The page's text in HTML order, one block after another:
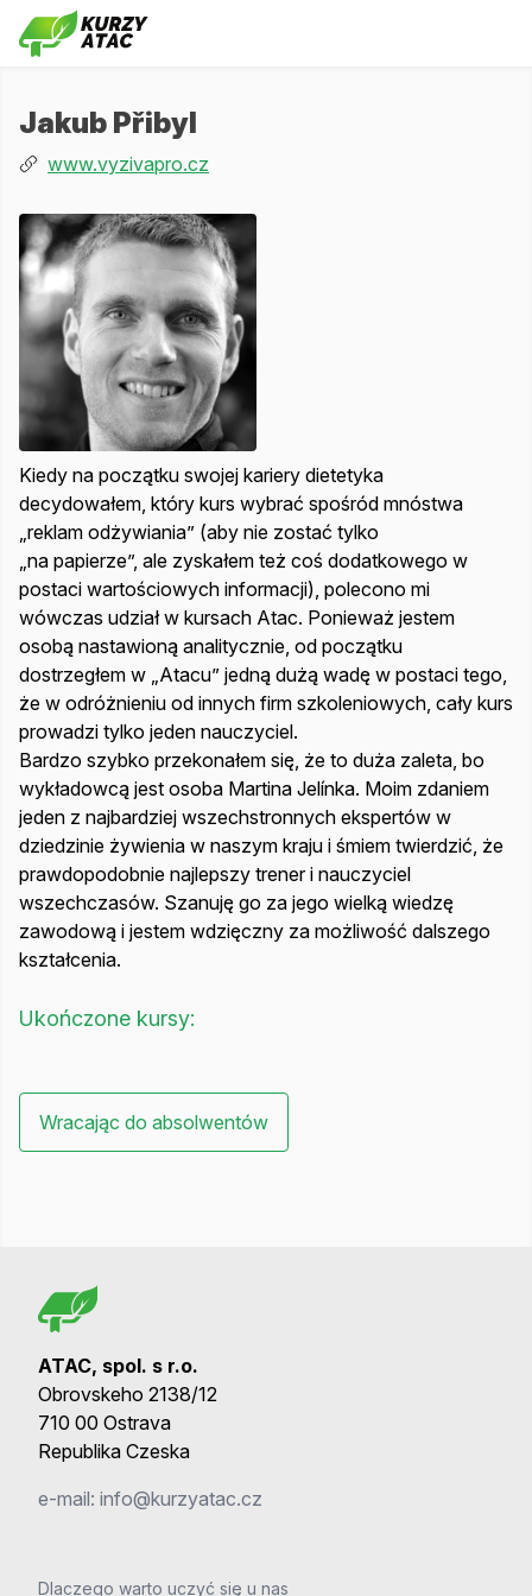
Jakub Přibyl
www.vyzivapro.cz
Kiedy na początku swojej kariery dietetyka
decydowałem, który kurs wybrać spośród mnóstwa
„reklam odżywiania” (aby nie zostać tylko
„na papierze”, ale zyskałem też coś dodatkowego w
postaci wartościowych informacji), polecono mi
wówczas udział w kursach Atac. Ponieważ jestem
osobą nastawioną analitycznie, od początku
dostrzegłem w „Atacu” jedną dużą wadę w postaci tego,
że w odróżnieniu od innych firm szkoleniowych, cały kurs
prowadzi tylko jeden nauczyciel.
Bardzo szybko przekonałem się, że to duża zaleta, bo
wykładowcą jest osoba Martina Jelínka. Moim zdaniem
jeden z najbardziej wszechstronnych ekspertów w
dziedzinie żywienia w naszym kraju i śmiem twierdzić, że
prawdopodobnie najlepszy trener i nauczyciel
wszechczasów. Szanuję go za jego wielką wiedzę
zawodową i jestem wdzięczny za możliwość dalszego
kształcenia.
Ukończone kursy:
Wracając do absolwentów
ATAC, spol. s r.o.
Obrovskeho 2138/12
710 00 Ostrava
Republika Czeska
e-mail: info@kurzyatac.cz
Dlaczego warto uczyć się u nas